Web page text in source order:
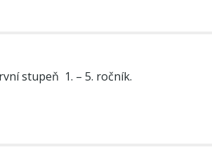
stupeň 1. – 5. ročník.